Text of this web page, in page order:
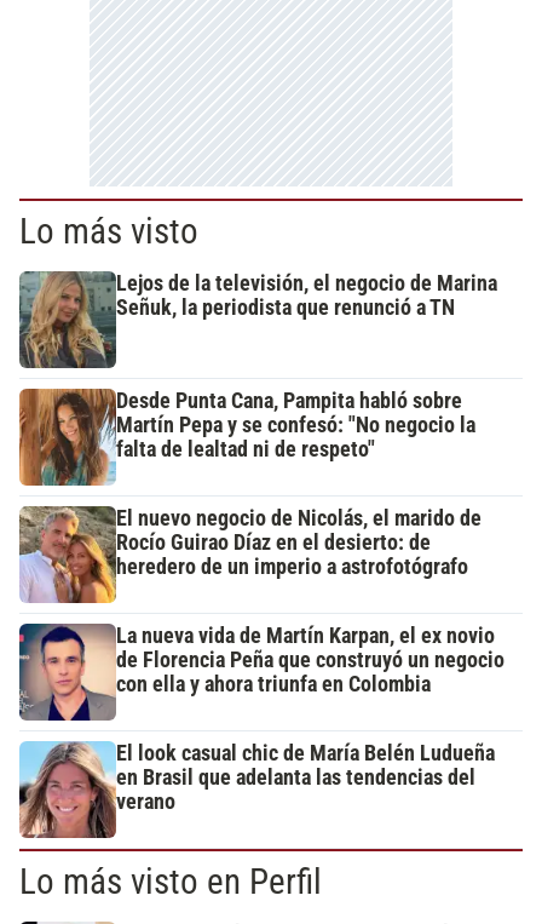
Lo más visto
Lejos de la televisión, el negocio de Marina
Señuk, la periodista que renunció a TN
Desde Punta Cana, Pampita habló sobre
Martín Pepa y se confesó: "No negocio la
falta de lealtad ni de respeto"
El nuevo negocio de Nicolás, el marido de
Rocío Guirao Díaz en el desierto: de
heredero de un imperio a astrofotógrafo
La nueva vida de Martín Karpan, el ex novio
de Florencia Peña que construyó un negocio
con ella y ahora triunfa en Colombia
El look casual chic de María Belén Ludueña
en Brasil que adelanta las tendencias del
verano
Lo más visto en Perfil